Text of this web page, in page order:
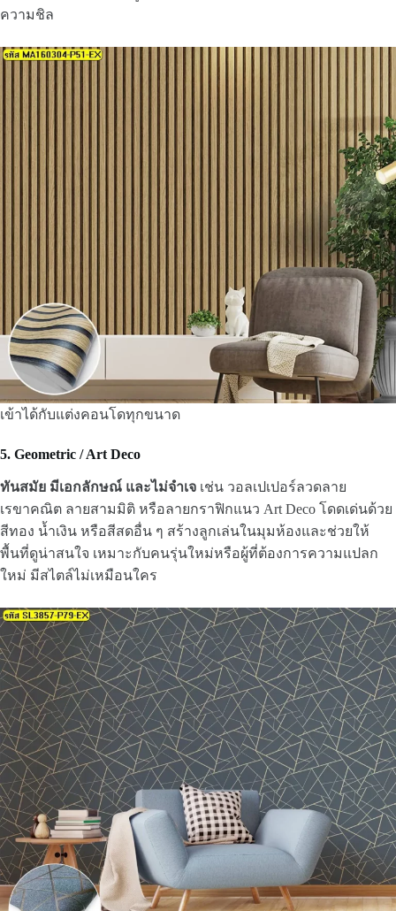
ความชิล
เข้าได้กับแต่งคอนโดทุกขนาด
5. Geometric / Art Deco
ทันสมัย มีเอกลักษณ์ และไม่จำเจ เช่น วอลเปเปอร์ลวดลาย
เรขาคณิต ลายสามมิติ หรือลายกราฟิกแนว Art Deco โดดเด่นด้วย
สีทอง น้ำเงิน หรือสีสดอื่น ๆ สร้างลูกเล่นในมุมห้องและช่วยให้
พื้นที่ดูน่าสนใจ เหมาะกับคนรุ่นใหม่หรือผู้ที่ต้องการความแปลก
ใหม่ มีสไตล์ไม่เหมือนใคร